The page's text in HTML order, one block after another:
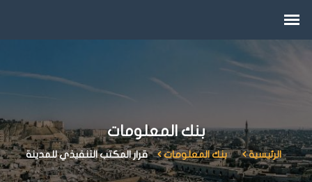
بنك المعلومات
الرئيسية بنك المعلومات قرار المكتب التنفيذي للمدينة